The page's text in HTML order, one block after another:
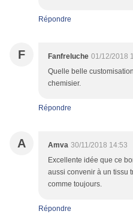
Répondre
F Fanfreluche 01/12/2018
Quelle belle
chemisier.
Répondre
A Amva 30/11/2018 14:53
Excellente idée que ce
aussi convenir à un tissu
comme toujours.
Répondre